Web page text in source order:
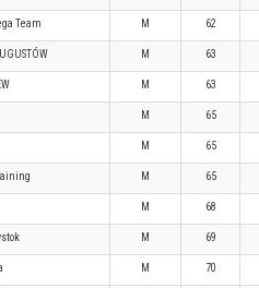
Team M 62
M 63
M 63
M 65
M 65
M 65
M 68
M 69
M 70